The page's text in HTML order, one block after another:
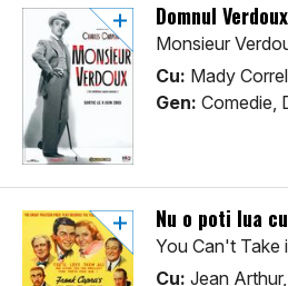
Domnul
Monsieur
Cu: Mady
Gen: Comedie,
Nu o poti lua
You Can't Take
Cu: Jean